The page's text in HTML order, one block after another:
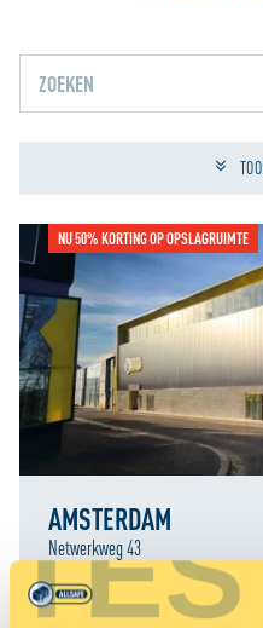
Schakel jouw
NU 50% KORTING OP OPSLAGRUIMTE
AMSTERDAM
Netwerkweg 43
RESERVEER NU MET